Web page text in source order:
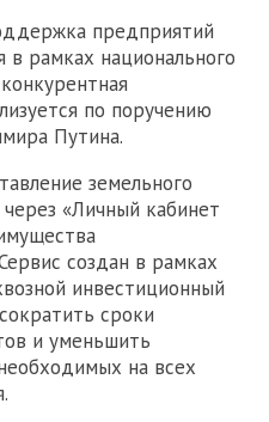
предприятий
в рамках национального
по поручению
Путина.
земельного
«Личный кабинет
создан в рамках
инвестиционный
сроки
и уменьшить
на всех